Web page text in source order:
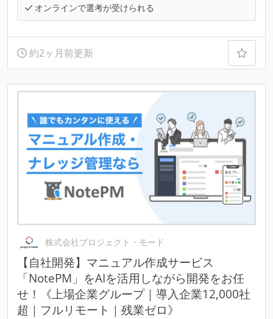
オンラインで選考が受けられる
約2ヶ月前更新
株式会社プロジェクト・モード
【自社開発】マニュアル作成サービス
「NotePM」をAIを活用しながら開発をお任
せ！《上場企業グループ｜導入企業12,000社
超｜フルリモート｜残業ゼロ》